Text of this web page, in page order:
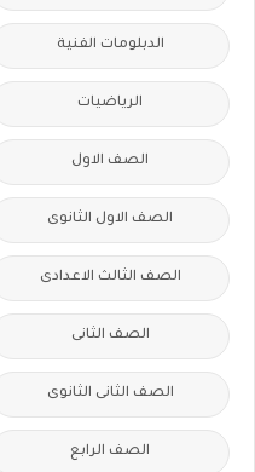
الدبلومات الفنية
الرياضيات
الصف الاول
الصف الاول الثانوى
الصف الثالث الاعدادى
الصف الثانى
الصف الثانى الثانوى
الصف الرابع